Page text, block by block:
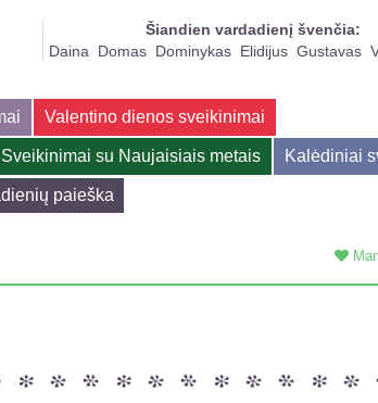
Šiandien vardadienį švenčia:
Daina
Domas Dominykas Elidijus Gustavas
Valentino dienos sveikinimai
Sveikinimai su Naujaisiais metais Kalėdiniai
paieška